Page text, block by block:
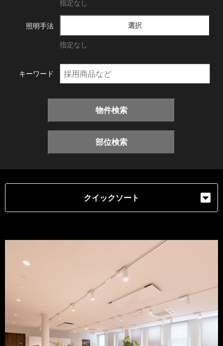
指定なし
照明手法 選択
指定なし
キーワード
物件検索
部位検索
クイックソート